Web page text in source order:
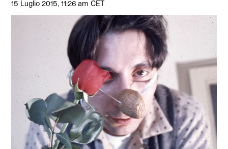
15 Luglio 2015, 11:26 am CET